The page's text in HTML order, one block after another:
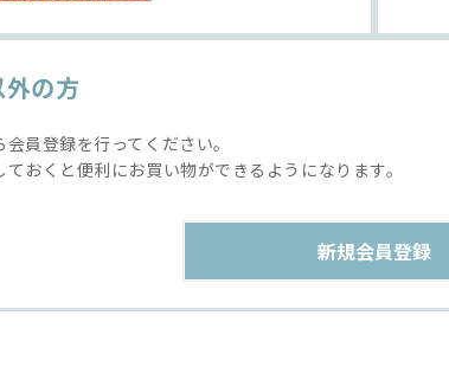
の方
員登録を行ってください。
おくと便利にお買い物ができるようになります。